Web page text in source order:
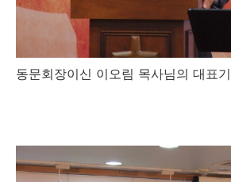
동문회장이신 이오림 목사님의 대표